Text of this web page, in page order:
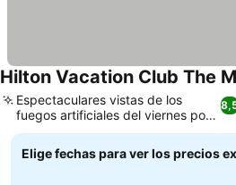
Hilton Vacation Club The
Espectaculares vistas de los
fuegos artificiales del viernes por
la noche
Elige fechas para ver los precios